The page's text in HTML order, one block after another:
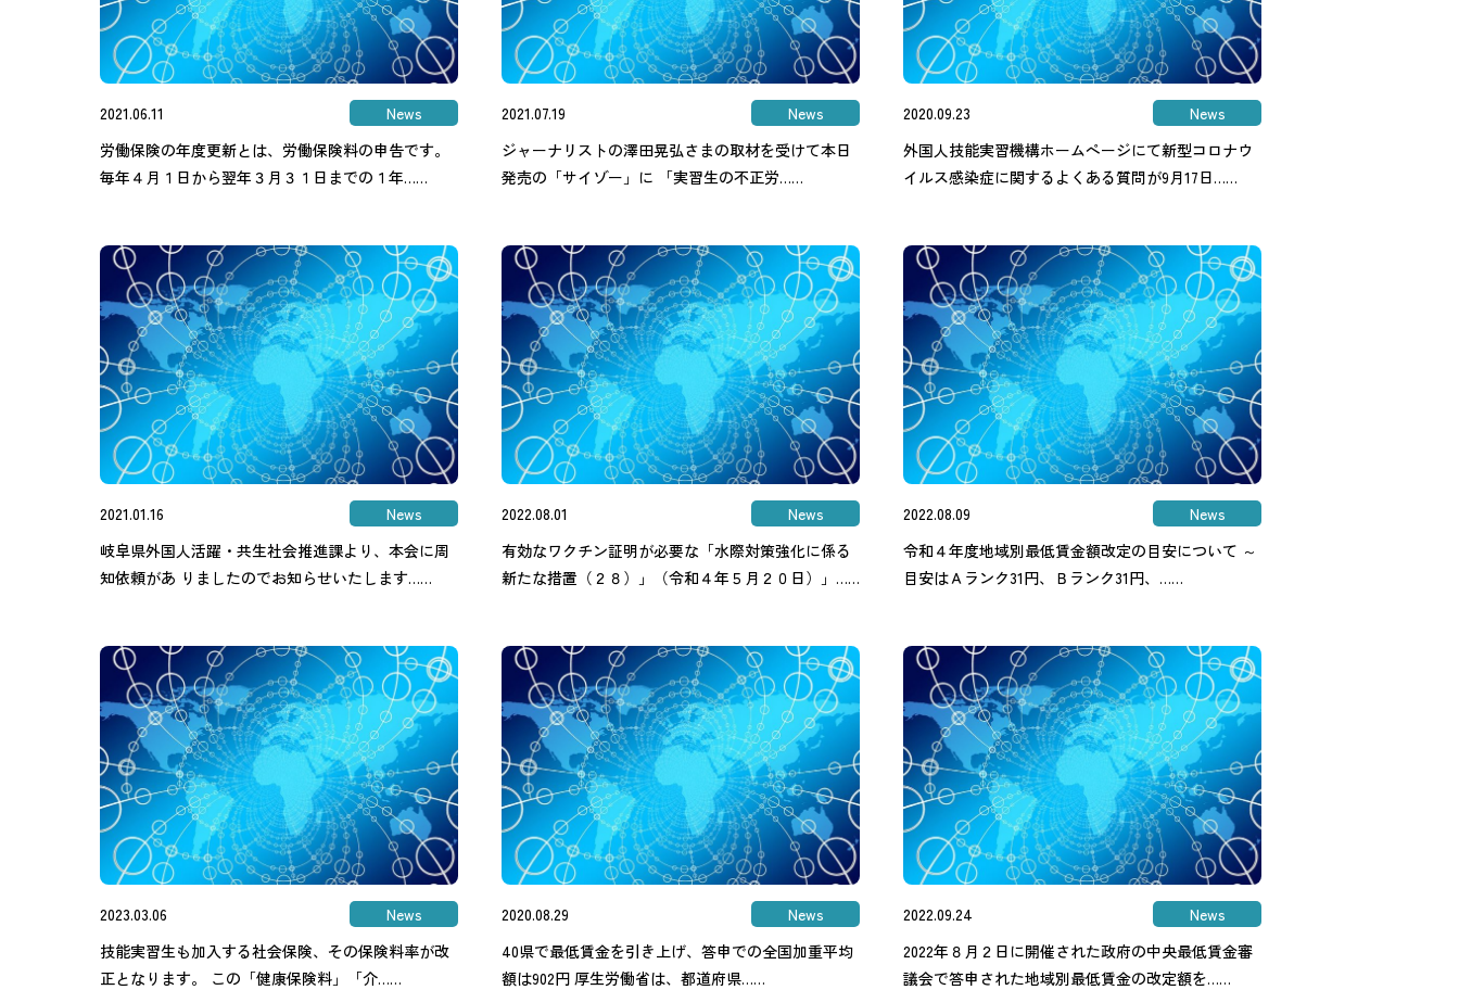
2021.06.11
News
労働保険の年度更新とは、労働保険料の申告です。
毎年４月１日から翌年３月３１日までの１年……
2021.07.19
News
ジャーナリストの澤田晃弘さまの取材を受けて本日
発売の「サイゾー」に 「実習生の不正労……
2020.09.23
News
外国人技能実習機構ホームページにて新型コロナウ
イルス感染症に関するよくある質問が9月17日……
2021.01.16
News
岐阜県外国人活躍・共生社会推進課より、本会に周
知依頼があ りましたのでお知らせいたします……
2022.08.01
News
有効なワクチン証明が必要な「水際対策強化に係る
新たな措置（２８）」（令和４年５月２０日）」……
2022.08.09
News
令和４年度地域別最低賃金額改定の目安について ～
目安はＡランク31円、Ｂランク31円、……
2023.03.06
News
技能実習生も加入する社会保険、その保険料率が改
正となります。 この「健康保険料」「介……
2020.08.29
News
40県で最低賃金を引き上げ、答申での全国加重平均
額は902円 厚生労働省は、都道府県……
2022.09.24
News
2022年８月２日に開催された政府の中央最低賃金審
議会で答申された地域別最低賃金の改定額を……